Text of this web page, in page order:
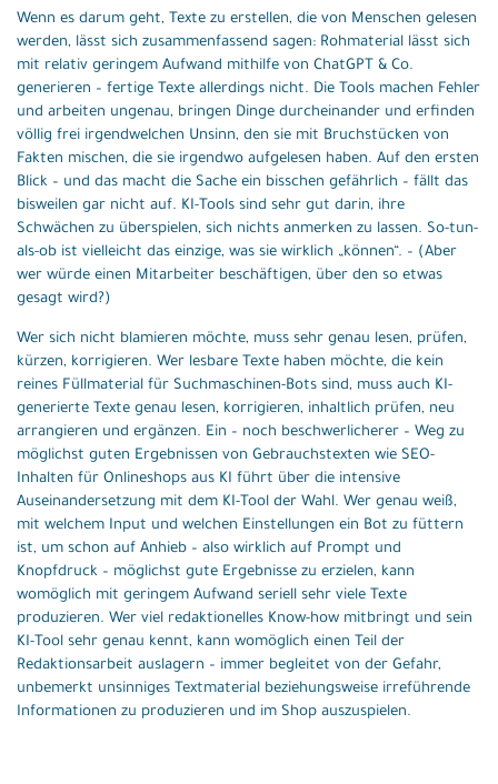
Wenn es darum geht, Texte zu erstellen, die von Menschen gelesen
werden, lässt sich zusammenfassend sagen: Rohmaterial lässt sich
mit relativ geringem Aufwand mithilfe von ChatGPT & Co.
generieren – fertige Texte allerdings nicht. Die Tools machen Fehler
und arbeiten ungenau, bringen Dinge durcheinander und erfinden
völlig frei irgendwelchen Unsinn, den sie mit Bruchstücken von
Fakten mischen, die sie irgendwo aufgelesen haben. Auf den ersten
Blick – und das macht die Sache ein bisschen gefährlich – fällt das
bisweilen gar nicht auf. KI-Tools sind sehr gut darin, ihre
Schwächen zu überspielen, sich nichts anmerken zu lassen. So-tun-
als-ob ist vielleicht das einzige, was sie wirklich „können“. – (Aber
wer würde einen Mitarbeiter beschäftigen, über den so etwas
gesagt wird?)
Wer sich nicht blamieren möchte, muss sehr genau lesen, prüfen,
kürzen, korrigieren. Wer lesbare Texte haben möchte, die kein
reines Füllmaterial für Suchmaschinen-Bots sind, muss auch KI-
generierte Texte genau lesen, korrigieren, inhaltlich prüfen, neu
arrangieren und ergänzen. Ein – noch beschwerlicherer – Weg zu
möglichst guten Ergebnissen von Gebrauchstexten wie SEO-
Inhalten für Onlineshops aus KI führt über die intensive
Auseinandersetzung mit dem KI-Tool der Wahl. Wer genau weiß,
mit welchem Input und welchen Einstellungen ein Bot zu füttern
ist, um schon auf Anhieb – also wirklich auf Prompt und
Knopfdruck – möglichst gute Ergebnisse zu erzielen, kann
womöglich mit geringem Aufwand seriell sehr viele Texte
produzieren. Wer viel redaktionelles Know-how mitbringt und sein
KI-Tool sehr genau kennt, kann womöglich einen Teil der
Redaktionsarbeit auslagern – immer begleitet von der Gefahr,
unbemerkt unsinniges Textmaterial beziehungsweise irreführende
Informationen zu produzieren und im Shop auszuspielen.